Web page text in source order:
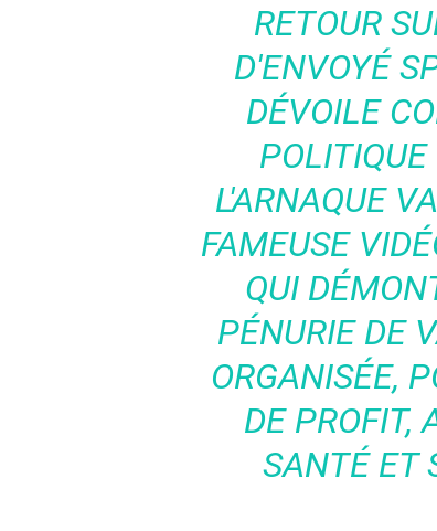
RETOUR
D'ENVOYÉ
DÉVOILE
L'ARNAQUE
FAMEUSE
QUI
PÉNURIE DE
ORGANISÉE,
DE PROFIT,
SANTÉ ET